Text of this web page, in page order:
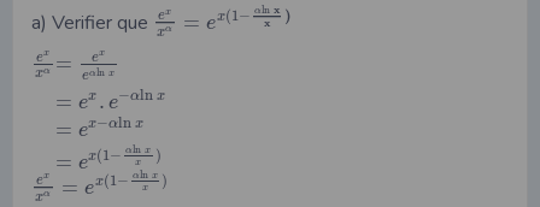
a) Verifier que
ex
xα = ex(1− αln x
x
)
ex
xα = ex
eαln x
= ex . e−αln x
= ex−αln x
= ex(1− αln x
x
)
ex
xα = ex(1− αln x
x
)